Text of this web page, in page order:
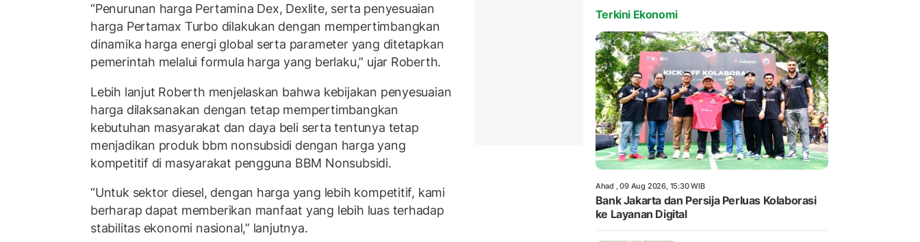
“Penurunan harga Pertamina Dex, Dexlite, serta penyesuaian
harga Pertamax Turbo dilakukan dengan mempertimbangkan
dinamika harga energi global serta parameter yang ditetapkan
pemerintah melalui formula harga yang berlaku,” ujar Roberth.
Lebih lanjut Roberth menjelaskan bahwa kebijakan penyesuaian
harga dilaksanakan dengan tetap mempertimbangkan
kebutuhan masyarakat dan daya beli serta tentunya tetap
menjadikan produk bbm nonsubsidi dengan harga yang
kompetitif di masyarakat pengguna BBM Nonsubsidi.
“Untuk sektor diesel, dengan harga yang lebih kompetitif, kami
berharap dapat memberikan manfaat yang lebih luas terhadap
stabilitas ekonomi nasional,” lanjutnya.
Terkini Ekonomi
Ahad , 09 Aug 2026, 15:30 WIB
Bank Jakarta dan Persija Perluas Kolaborasi
ke Layanan Digital